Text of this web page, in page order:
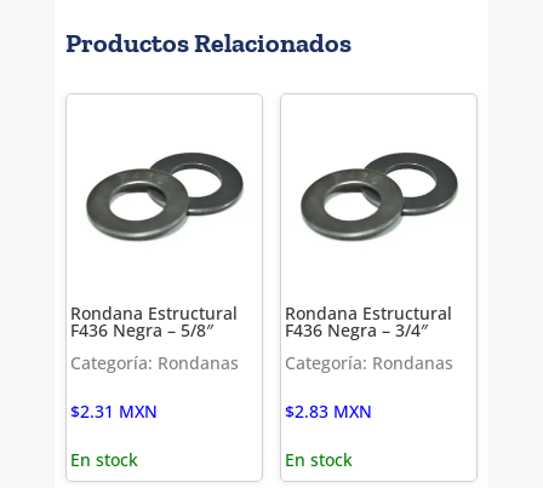
cantidad
Productos Relacionados
Rondana Estructural
F436 Negra – 5/8″
Categoría: Rondanas
$2.31 MXN
En stock
Rondana Estructural
F436 Negra – 3/4″
Categoría: Rondanas
$2.83 MXN
En stock